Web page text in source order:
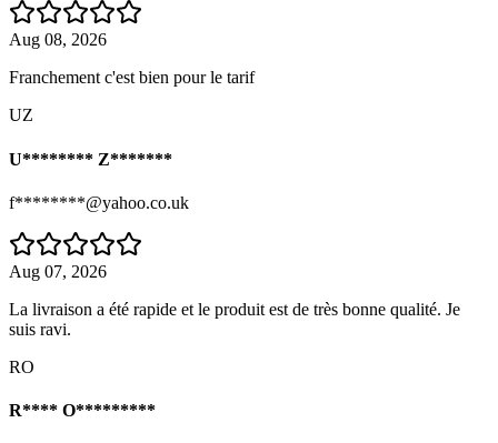
Aug 08, 2026
Franchement c'est bien pour le tarif
UZ
U******** Z*******
f********@yahoo.co.uk
Aug 07, 2026
La livraison a été rapide et le produit est de très bonne qualité. Je
suis ravi.
RO
R**** O*********